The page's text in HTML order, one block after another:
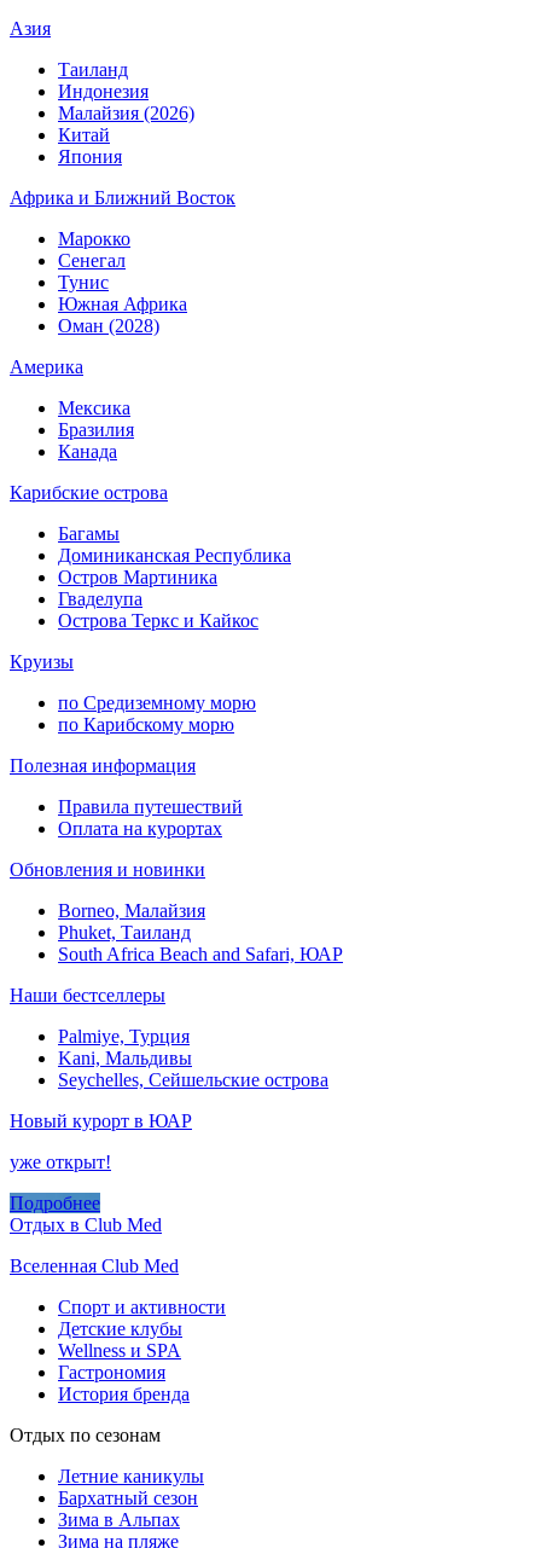
Азия
Таиланд
Индонезия
Малайзия (2026)
Китай
Япония
Африка и Ближний Восток
Марокко
Сенегал
Тунис
Южная Африка
Оман (2028)
Америка
Мексика
Бразилия
Канада
Карибские острова
Багамы
Доминиканская Республика
Остров Мартиника
Гваделупа
Острова Теркс и Кайкос
Круизы
по Средиземному морю
по Карибскому морю
Полезная информация
Правила путешествий
Оплата на курортах
Обновления и новинки
Borneo, Малайзия
Phuket, Таиланд
South Africa Beach and Safari, ЮАР
Наши бестселлеры
Palmiye, Турция
Kani, Мальдивы
Seychelles, Сейшельские острова
Новый курорт в ЮАР
уже открыт!
Подробнее
Отдых в Club Med
Вселенная Club Med
Спорт и активности
Детские клубы
Wellness и SPA
Гастрономия
История бренда
Отдых по сезонам
Летние каникулы
Бархатный сезон
Зима в Альпах
Зима на пляже